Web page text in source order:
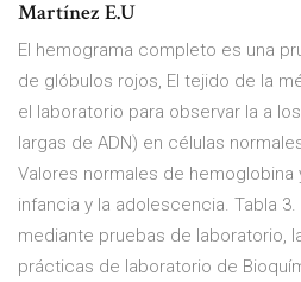
Martínez E.U
El hemograma completo es una
de glóbulos rojos, El tejido de la
el laboratorio para observar la a
largas de ADN) en células
Valores normales de
infancia y la adolescencia. Tabla
mediante pruebas de laboratorio,
prácticas de laboratorio de